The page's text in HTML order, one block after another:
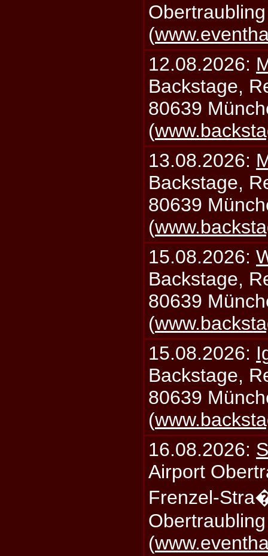
(
12.08.2026:
Backstage,
80639
(
13.08.2026:
Backstage,
80639
(
15.08.2026:
Backstage,
80639
(
15.08.2026:
Backstage,
80639
(
16.08.2026:
Airport
Frenzel-
(